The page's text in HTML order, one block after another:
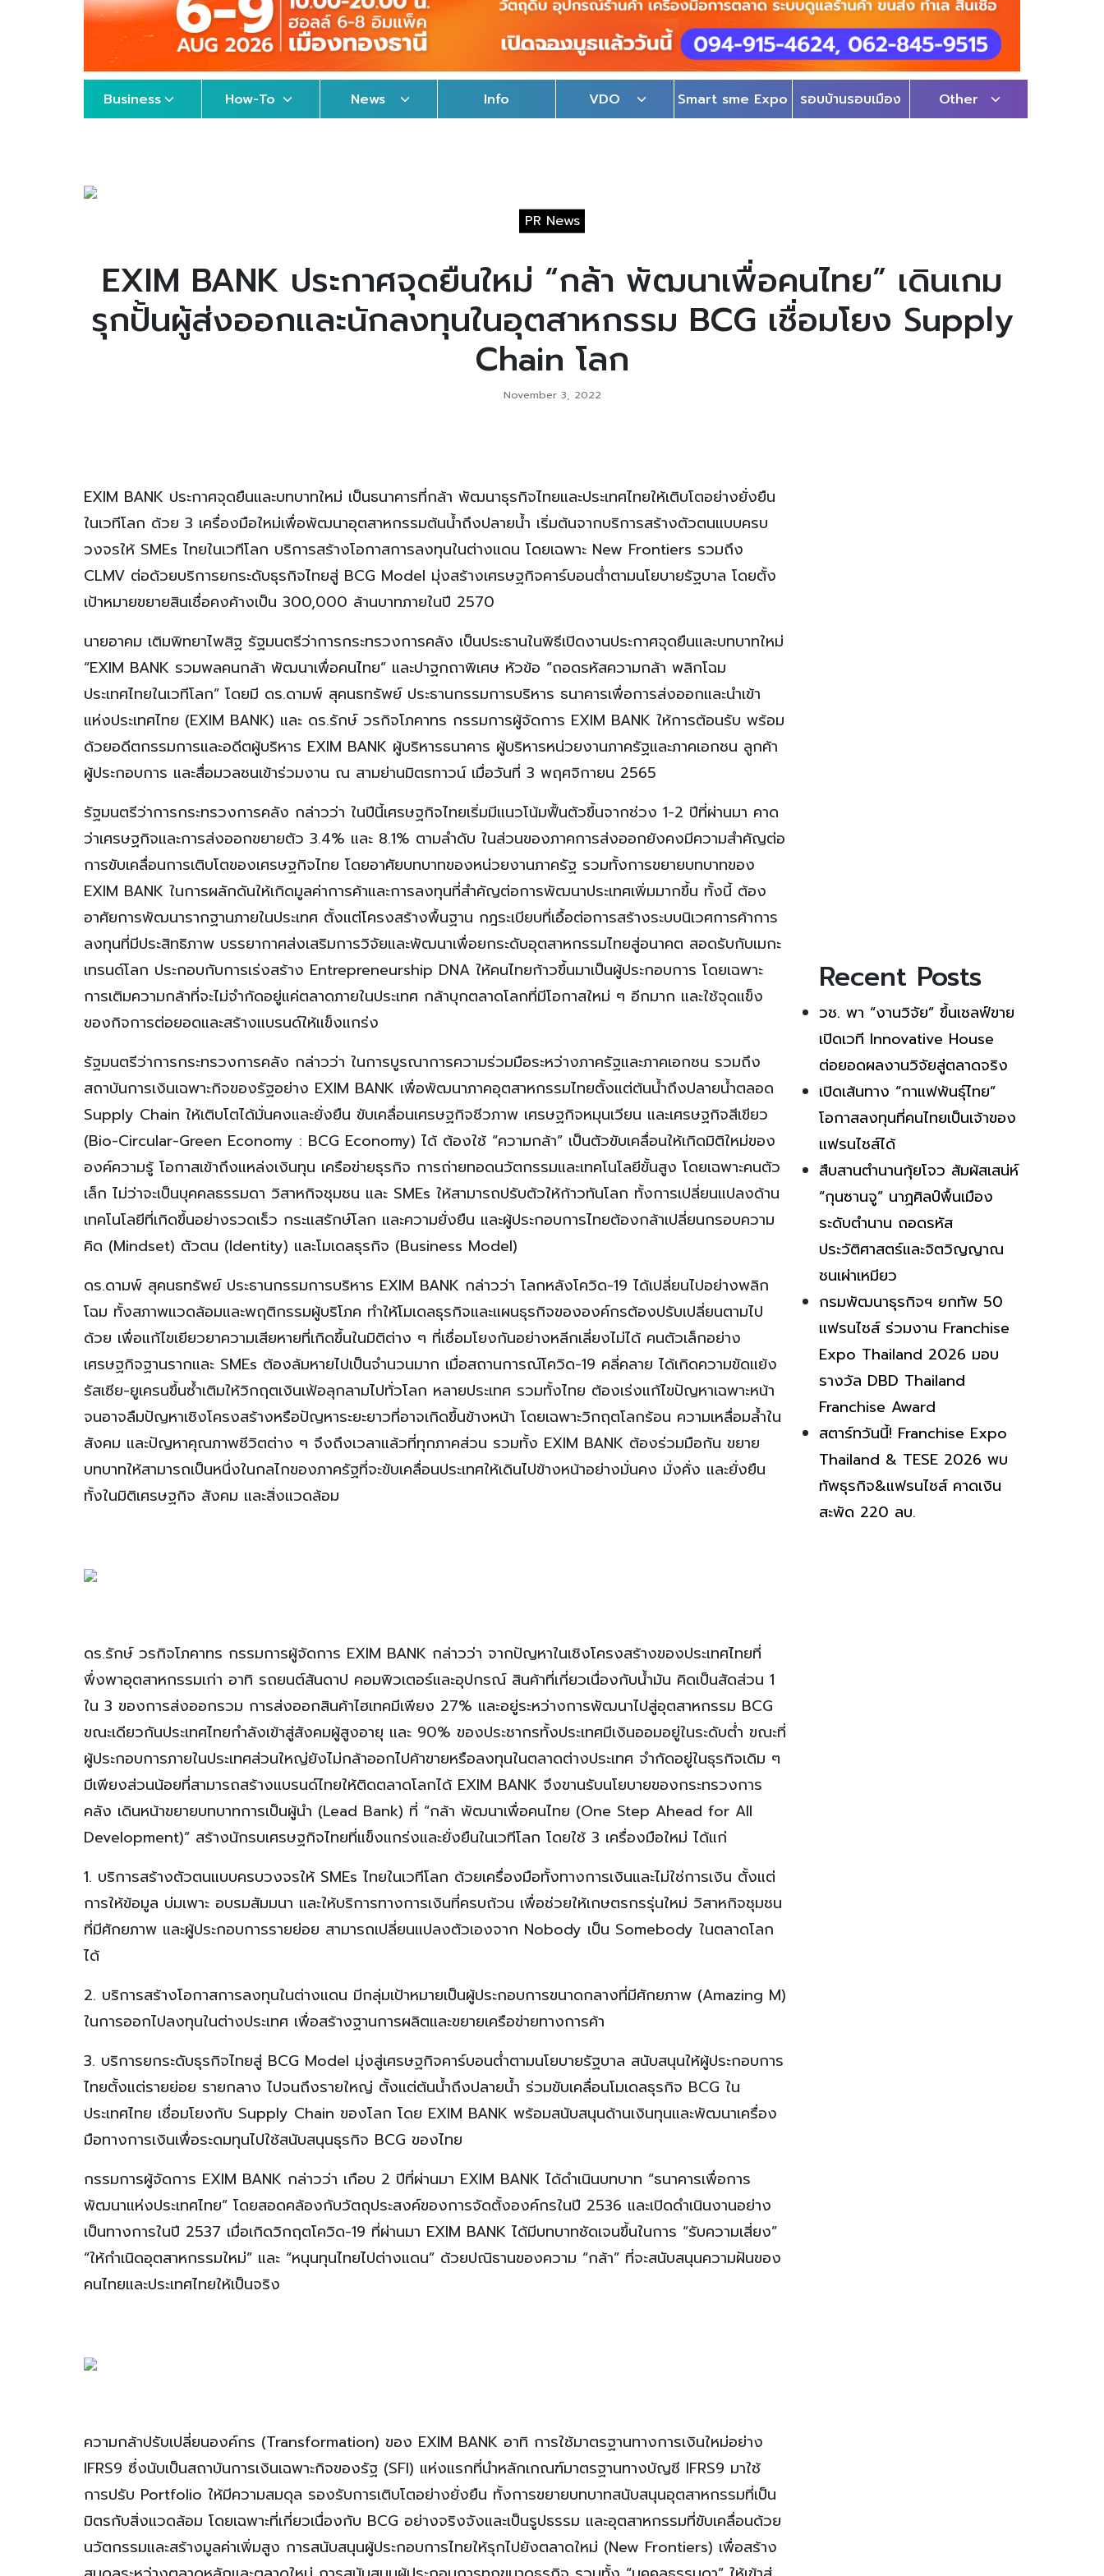
Business How-To News Info VDO Smart sme Expo รอบบ้านรอบเมือง Other
PR News
EXIM BANK ประกาศจุดยืนใหม่ “กล้า พัฒนาเพื่อคนไทย” เดินเกม
รุกปั้นผู้ส่งออกและนักลงทุนในอุตสาหกรรม BCG เชื่อมโยง Supply
Chain โลก
November 3, 2022
EXIM BANK ประกาศจุดยืนและบทบาทใหม่ เป็นธนาคารที่กล้า พัฒนาธุรกิจไทยและประเทศไทยให้เติบโตอย่างยั่งยืน
ในเวทีโลก ด้วย 3 เครื่องมือใหม่เพื่อพัฒนาอุตสาหกรรมต้นน้ำถึงปลายน้ำ เริ่มต้นจากบริการสร้างตัวตนแบบครบ
วงจรให้ SMEs ไทยในเวทีโลก บริการสร้างโอกาสการลงทุนในต่างแดน โดยเฉพาะ New Frontiers รวมถึง
CLMV ต่อด้วยบริการยกระดับธุรกิจไทยสู่ BCG Model มุ่งสร้างเศรษฐกิจคาร์บอนต่ำตามนโยบายรัฐบาล โดยตั้ง
เป้าหมายขยายสินเชื่อคงค้างเป็น 300,000 ล้านบาทภายในปี 2570
นายอาคม เติมพิทยาไพสิฐ รัฐมนตรีว่าการกระทรวงการคลัง เป็นประธานในพิธีเปิดงานประกาศจุดยืนและบทบาทใหม่
“EXIM BANK รวมพลคนกล้า พัฒนาเพื่อคนไทย” และปาฐกถาพิเศษ หัวข้อ “ถอดรหัสความกล้า พลิกโฉม
ประเทศไทยในเวทีโลก” โดยมี ดร.ดามพ์ สุคนธทรัพย์ ประธานกรรมการบริหาร ธนาคารเพื่อการส่งออกและนำเข้า
แห่งประเทศไทย (EXIM BANK) และ ดร.รักษ์ วรกิจโภคาทร กรรมการผู้จัดการ EXIM BANK ให้การต้อนรับ พร้อม
ด้วยอดีตกรรมการและอดีตผู้บริหาร EXIM BANK ผู้บริหารธนาคาร ผู้บริหารหน่วยงานภาครัฐและภาคเอกชน ลูกค้า
ผู้ประกอบการ และสื่อมวลชนเข้าร่วมงาน ณ สามย่านมิตรทาวน์ เมื่อวันที่ 3 พฤศจิกายน 2565
รัฐมนตรีว่าการกระทรวงการคลัง กล่าวว่า ในปีนี้เศรษฐกิจไทยเริ่มมีแนวโน้มฟื้นตัวขึ้นจากช่วง 1-2 ปีที่ผ่านมา คาด
ว่าเศรษฐกิจและการส่งออกขยายตัว 3.4% และ 8.1% ตามลำดับ ในส่วนของภาคการส่งออกยังคงมีความสำคัญต่อ
การขับเคลื่อนการเติบโตของเศรษฐกิจไทย โดยอาศัยบทบาทของหน่วยงานภาครัฐ รวมทั้งการขยายบทบาทของ
EXIM BANK ในการผลักดันให้เกิดมูลค่าการค้าและการลงทุนที่สำคัญต่อการพัฒนาประเทศเพิ่มมากขึ้น ทั้งนี้ ต้อง
อาศัยการพัฒนารากฐานภายในประเทศ ตั้งแต่โครงสร้างพื้นฐาน กฎระเบียบที่เอื้อต่อการสร้างระบบนิเวศการค้าการ
ลงทุนที่มีประสิทธิภาพ บรรยากาศส่งเสริมการวิจัยและพัฒนาเพื่อยกระดับอุตสาหกรรมไทยสู่อนาคต สอดรับกับเมกะ
เทรนด์โลก ประกอบกับการเร่งสร้าง Entrepreneurship DNA ให้คนไทยก้าวขึ้นมาเป็นผู้ประกอบการ โดยเฉพาะ
การเติมความกล้าที่จะไม่จำกัดอยู่แค่ตลาดภายในประเทศ กล้าบุกตลาดโลกที่มีโอกาสใหม่ ๆ อีกมาก และใช้จุดแข็ง
ของกิจการต่อยอดและสร้างแบรนด์ให้แข็งแกร่ง
รัฐมนตรีว่าการกระทรวงการคลัง กล่าวว่า ในการบูรณาการความร่วมมือระหว่างภาครัฐและภาคเอกชน รวมถึง
สถาบันการเงินเฉพาะกิจของรัฐอย่าง EXIM BANK เพื่อพัฒนาภาคอุตสาหกรรมไทยตั้งแต่ต้นน้ำถึงปลายน้ำตลอด
Supply Chain ให้เติบโตได้มั่นคงและยั่งยืน ขับเคลื่อนเศรษฐกิจชีวภาพ เศรษฐกิจหมุนเวียน และเศรษฐกิจสีเขียว
(Bio-Circular-Green Economy : BCG Economy) ได้ ต้องใช้ “ความกล้า” เป็นตัวขับเคลื่อนให้เกิดมิติใหม่ของ
องค์ความรู้ โอกาสเข้าถึงแหล่งเงินทุน เครือข่ายธุรกิจ การถ่ายทอดนวัตกรรมและเทคโนโลยีขั้นสูง โดยเฉพาะคนตัว
เล็ก ไม่ว่าจะเป็นบุคคลธรรมดา วิสาหกิจชุมชน และ SMEs ให้สามารถปรับตัวให้ก้าวทันโลก ทั้งการเปลี่ยนแปลงด้าน
เทคโนโลยีที่เกิดขึ้นอย่างรวดเร็ว กระแสรักษ์โลก และความยั่งยืน และผู้ประกอบการไทยต้องกล้าเปลี่ยนกรอบความ
คิด (Mindset) ตัวตน (Identity) และโมเดลธุรกิจ (Business Model)
ดร.ดามพ์ สุคนธทรัพย์ ประธานกรรมการบริหาร EXIM BANK กล่าวว่า โลกหลังโควิด-19 ได้เปลี่ยนไปอย่างพลิก
โฉม ทั้งสภาพแวดล้อมและพฤติกรรมผู้บริโภค ทำให้โมเดลธุรกิจและแผนธุรกิจขององค์กรต้องปรับเปลี่ยนตามไป
ด้วย เพื่อแก้ไขเยียวยาความเสียหายที่เกิดขึ้นในมิติต่าง ๆ ที่เชื่อมโยงกันอย่างหลีกเลี่ยงไม่ได้ คนตัวเล็กอย่าง
เศรษฐกิจฐานรากและ SMEs ต้องล้มหายไปเป็นจำนวนมาก เมื่อสถานการณ์โควิด-19 คลี่คลาย ได้เกิดความขัดแย้ง
รัสเซีย-ยูเครนขึ้นซ้ำเติมให้วิกฤตเงินเฟ้อลุกลามไปทั่วโลก หลายประเทศ รวมทั้งไทย ต้องเร่งแก้ไขปัญหาเฉพาะหน้า
จนอาจลืมปัญหาเชิงโครงสร้างหรือปัญหาระยะยาวที่อาจเกิดขึ้นข้างหน้า โดยเฉพาะวิกฤตโลกร้อน ความเหลื่อมล้ำใน
สังคม และปัญหาคุณภาพชีวิตต่าง ๆ จึงถึงเวลาแล้วที่ทุกภาคส่วน รวมทั้ง EXIM BANK ต้องร่วมมือกัน ขยาย
บทบาทให้สามารถเป็นหนึ่งในกลไกของภาครัฐที่จะขับเคลื่อนประเทศให้เดินไปข้างหน้าอย่างมั่นคง มั่งคั่ง และยั่งยืน
ทั้งในมิติเศรษฐกิจ สังคม และสิ่งแวดล้อม
ดร.รักษ์ วรกิจโภคาทร กรรมการผู้จัดการ EXIM BANK กล่าวว่า จากปัญหาในเชิงโครงสร้างของประเทศไทยที่
พึ่งพาอุตสาหกรรมเก่า อาทิ รถยนต์สันดาป คอมพิวเตอร์และอุปกรณ์ สินค้าที่เกี่ยวเนื่องกับน้ำมัน คิดเป็นสัดส่วน 1
ใน 3 ของการส่งออกรวม การส่งออกสินค้าไฮเทคมีเพียง 27% และอยู่ระหว่างการพัฒนาไปสู่อุตสาหกรรม BCG
ขณะเดียวกันประเทศไทยกำลังเข้าสู่สังคมผู้สูงอายุ และ 90% ของประชากรทั้งประเทศมีเงินออมอยู่ในระดับต่ำ ขณะที่
ผู้ประกอบการภายในประเทศส่วนใหญ่ยังไม่กล้าออกไปค้าขายหรือลงทุนในตลาดต่างประเทศ จำกัดอยู่ในธุรกิจเดิม ๆ
มีเพียงส่วนน้อยที่สามารถสร้างแบรนด์ไทยให้ติดตลาดโลกได้ EXIM BANK จึงขานรับนโยบายของกระทรวงการ
คลัง เดินหน้าขยายบทบาทการเป็นผู้นำ (Lead Bank) ที่ “กล้า พัฒนาเพื่อคนไทย (One Step Ahead for All
Development)” สร้างนักรบเศรษฐกิจไทยที่แข็งแกร่งและยั่งยืนในเวทีโลก โดยใช้ 3 เครื่องมือใหม่ ได้แก่
1. บริการสร้างตัวตนแบบครบวงจรให้ SMEs ไทยในเวทีโลก ด้วยเครื่องมือทั้งทางการเงินและไม่ใช่การเงิน ตั้งแต่
การให้ข้อมูล บ่มเพาะ อบรมสัมมนา และให้บริการทางการเงินที่ครบถ้วน เพื่อช่วยให้เกษตรกรรุ่นใหม่ วิสาหกิจชุมชน
ที่มีศักยภาพ และผู้ประกอบการรายย่อย สามารถเปลี่ยนแปลงตัวเองจาก Nobody เป็น Somebody ในตลาดโลก
ได้
2. บริการสร้างโอกาสการลงทุนในต่างแดน มีกลุ่มเป้าหมายเป็นผู้ประกอบการขนาดกลางที่มีศักยภาพ (Amazing M)
ในการออกไปลงทุนในต่างประเทศ เพื่อสร้างฐานการผลิตและขยายเครือข่ายทางการค้า
3. บริการยกระดับธุรกิจไทยสู่ BCG Model มุ่งสู่เศรษฐกิจคาร์บอนต่ำตามนโยบายรัฐบาล สนับสนุนให้ผู้ประกอบการ
ไทยตั้งแต่รายย่อย รายกลาง ไปจนถึงรายใหญ่ ตั้งแต่ต้นน้ำถึงปลายน้ำ ร่วมขับเคลื่อนโมเดลธุรกิจ BCG ใน
ประเทศไทย เชื่อมโยงกับ Supply Chain ของโลก โดย EXIM BANK พร้อมสนับสนุนด้านเงินทุนและพัฒนาเครื่อง
มือทางการเงินเพื่อระดมทุนไปใช้สนับสนุนธุรกิจ BCG ของไทย
กรรมการผู้จัดการ EXIM BANK กล่าวว่า เกือบ 2 ปีที่ผ่านมา EXIM BANK ได้ดำเนินบทบาท “ธนาคารเพื่อการ
พัฒนาแห่งประเทศไทย” โดยสอดคล้องกับวัตถุประสงค์ของการจัดตั้งองค์กรในปี 2536 และเปิดดำเนินงานอย่าง
เป็นทางการในปี 2537 เมื่อเกิดวิกฤตโควิด-19 ที่ผ่านมา EXIM BANK ได้มีบทบาทชัดเจนขึ้นในการ “รับความเสี่ยง”
“ให้กำเนิดอุตสาหกรรมใหม่” และ “หนุนทุนไทยไปต่างแดน” ด้วยปณิธานของความ “กล้า” ที่จะสนับสนุนความฝันของ
คนไทยและประเทศไทยให้เป็นจริง
ความกล้าปรับเปลี่ยนองค์กร (Transformation) ของ EXIM BANK อาทิ การใช้มาตรฐานทางการเงินใหม่อย่าง
IFRS9 ซึ่งนับเป็นสถาบันการเงินเฉพาะกิจของรัฐ (SFI) แห่งแรกที่นำหลักเกณฑ์มาตรฐานทางบัญชี IFRS9 มาใช้
การปรับ Portfolio ให้มีความสมดุล รองรับการเติบโตอย่างยั่งยืน ทั้งการขยายบทบาทสนับสนุนอุตสาหกรรมที่เป็น
มิตรกับสิ่งแวดล้อม โดยเฉพาะที่เกี่ยวเนื่องกับ BCG อย่างจริงจังและเป็นรูปธรรม และอุตสาหกรรมที่ขับเคลื่อนด้วย
นวัตกรรมและสร้างมูลค่าเพิ่มสูง การสนับสนุนผู้ประกอบการไทยให้รุกไปยังตลาดใหม่ (New Frontiers) เพื่อสร้าง
Recent Posts
วช. พา “งานวิจัย” ขึ้นเชลฟ์ขาย
เปิดเวที Innovative House
ต่อยอดผลงานวิจัยสู่ตลาดจริง
เปิดเส้นทาง “กาแฟพันธุ์ไทย”
โอกาสลงทุนที่คนไทยเป็นเจ้าของ
แฟรนไชส์ได้
สืบสานตำนานกุ้ยโจว สัมผัสเสน่ห์
“กุนซานจู” นาฏศิลป์พื้นเมือง
ระดับตำนาน ถอดรหัส
ประวัติศาสตร์และจิตวิญญาณ
ชนเผ่าเหมียว
กรมพัฒนาธุรกิจฯ ยกทัพ 50
แฟรนไชส์ ร่วมงาน Franchise
Expo Thailand 2026 มอบ
รางวัล DBD Thailand
Franchise Award
สตาร์ทวันนี้! Franchise Expo
Thailand & TESE 2026 พบ
ทัพธุรกิจ&แฟรนไชส์ คาดเงิน
สะพัด 220 ลบ.